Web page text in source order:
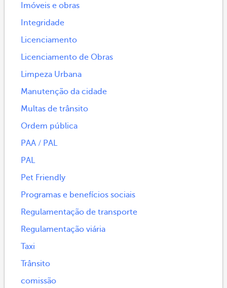
Imóveis e obras
Integridade
Licenciamento
Licenciamento de Obras
Limpeza Urbana
Manutenção da cidade
Multas de trânsito
Ordem pública
PAA / PAL
PAL
Pet Friendly
Programas e benefícios sociais
Regulamentação de transporte
Regulamentação viária
Taxi
Trânsito
comissão